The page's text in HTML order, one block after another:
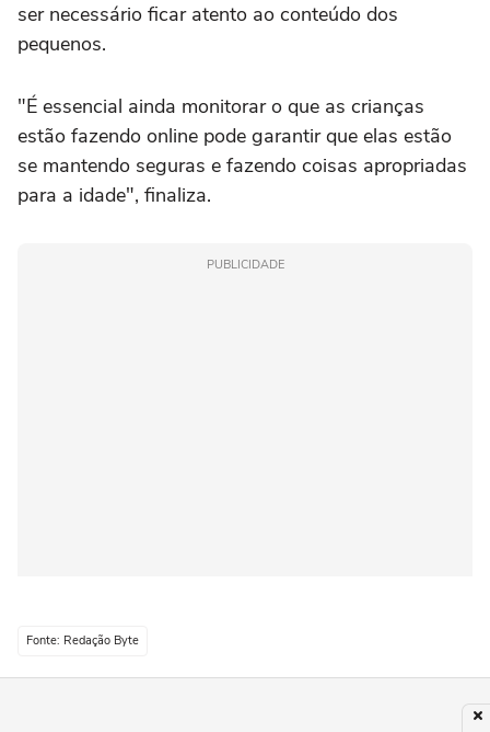
ser necessário ficar atento ao conteúdo dos
pequenos.
"É essencial ainda monitorar o que as crianças
estão fazendo online pode garantir que elas estão
se mantendo seguras e fazendo coisas apropriadas
para a idade", finaliza.
PUBLICIDADE
Fonte: Redação Byte